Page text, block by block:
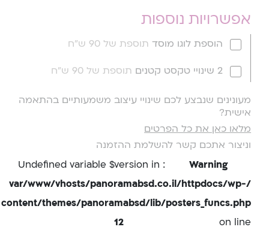
אפשרויות נוספות
הוספת לוגו מוסד תוספת של 90 ש"ח
2 שינויי טקסט קטנים תוספת של 90 ש"ח
מעונינים שנבצע לכם שינויי עיצוב משמעותיים בהתאמה
אישית?
מלאו כאן את כל הפרטים
וניצור אתכם קשר להשלמת ההזמנה
Warning
: Undefined variable $version in
/var/www/vhosts/panoramabsd.co.il/httpdocs/wp-
content/themes/panoramabsd/lib/posters_funcs.php
on line
12